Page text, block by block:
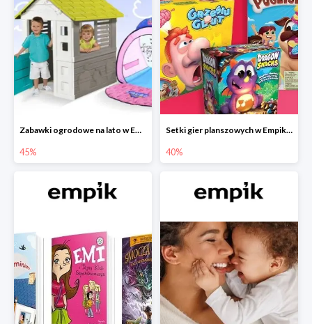
Zabawki ogrodowe na lato w Empiku do -45%
45%
Setki gier planszowych w Empiku do -40%
40%